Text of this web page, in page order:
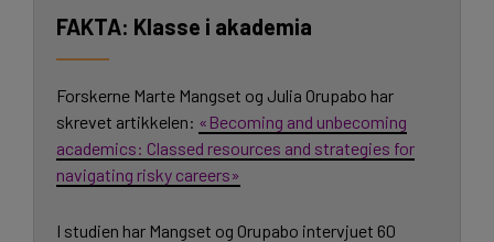
Klasse i akademia
Forskerne Marte Mangset og Julia Orupabo har
skrevet artikkelen: «Becoming and unbecoming
academics: Classed resources and strategies for
navigating risky careers»
I studien har Mangset og Orupabo intervjuet 60